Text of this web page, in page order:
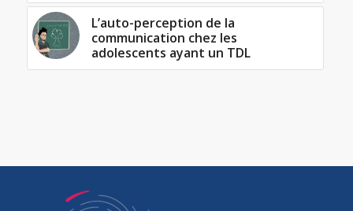
L’auto-perception de la
communication chez les
adolescents ayant un TDL